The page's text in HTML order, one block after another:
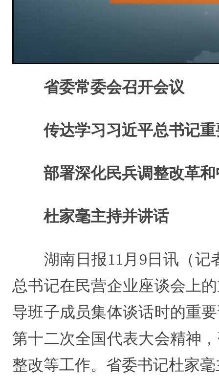
省委常委会召开会议
传达学习习近平总书记重
部署深化民兵调整改革和
杜家毫主持并讲话
湖南日报11月9日讯（记
总书记在民营企业座谈会上
导班子成员集体谈话时的重
第十二次全国代表大会精神
整改等工作。省委书记杜家